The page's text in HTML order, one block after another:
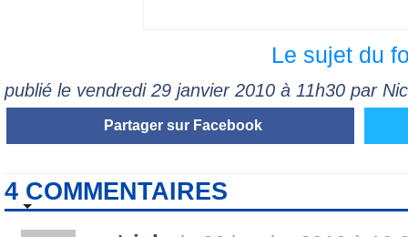
Le sujet du
publié le vendredi 29 janvier 2010 à 11h30 par
Partager sur Facebook
4 COMMENTAIRES